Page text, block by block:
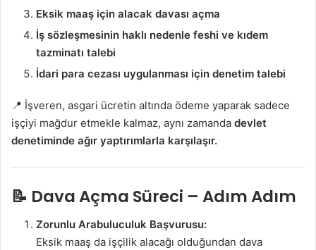
Eksik maaş için alacak davası açma
İş sözleşmesinin haklı nedenle feshi ve kıdem
tazminatı talebi
İdari para cezası uygulanması için denetim talebi
📍 İşveren, asgari ücretin altında ödeme yaparak sadece
işçiyi mağdur etmekle kalmaz, aynı zamanda devlet
denetiminde ağır yaptırımlarla karşılaşır.
📝 Dava Açma Süreci – Adım Adım
Zorunlu Arabuluculuk Başvurusu:
Eksik maaş da işçilik alacağı olduğundan dava